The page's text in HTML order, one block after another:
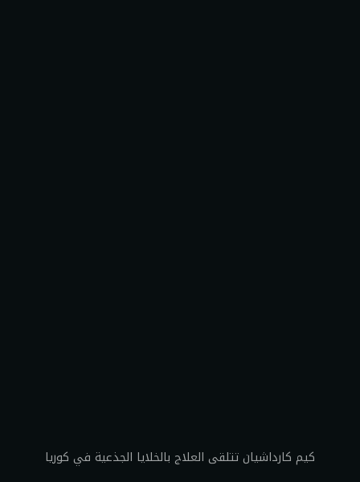
كيم كارداشيان تتلقى العلاج بالخلايا الجذعية في كوريا